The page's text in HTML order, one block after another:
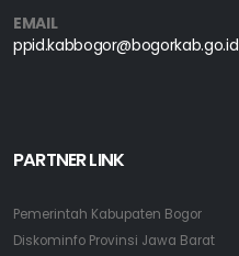
EMAIL
ppid.kabbogor@bogorkab.go.id
PARTNER LINK
Pemerintah Kabupaten Bogor
Diskominfo Provinsi Jawa Barat